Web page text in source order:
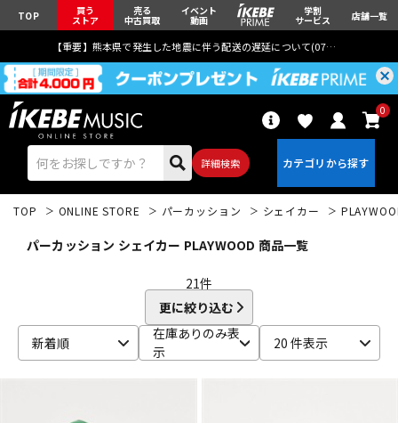
TOP 買う
ストア
売る
中古買取
イベント
動画
学割
サービス 店舗一覧
【重要】熊本県で発生した地震に伴う配送の遅延について(07月29日
詳細検索
0
TOP ONLINE STORE パーカッション シェイカー
パーカッション シェイカー PLAYWOOD 商品一覧
21件
更に絞り込む
新着順
在庫ありのみ表
示
20 件表示